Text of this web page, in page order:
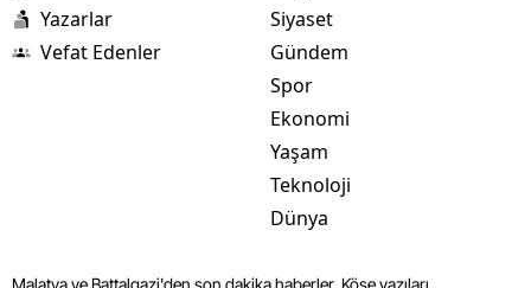
Yazarlar
Vefat Edenler
Siyaset
Gündem
Spor
Ekonomi
Yaşam
Teknoloji
Dünya
Malatya ve Battalgazi'den son dakika haberler, Köşe yazıları,